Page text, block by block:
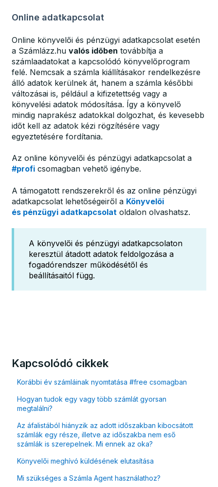
Online adatkapcsolat
Online könyvelői és pénzügyi adatkapcsolat esetén
a Számlázz.hu valós időben továbbítja a
számlaadatokat a kapcsolódó könyvelőprogram
felé. Nemcsak a számla kiállításakor rendelkezésre
álló adatok kerülnek át, hanem a számla későbbi
változásai is, például a kifizetettség vagy a
könyvelési adatok módosítása. Így a könyvelő
mindig naprakész adatokkal dolgozhat, és kevesebb
időt kell az adatok kézi rögzítésére vagy
egyeztetésére fordítania.
Az online könyvelői és pénzügyi adatkapcsolat a
#profi csomagban vehető igénybe.
A támogatott rendszerekről és az online pénzügyi
adatkapcsolat lehetőségeiről a Könyvelői
és pénzügyi adatkapcsolat oldalon olvashatsz.
A könyvelői és pénzügyi adatkapcsolaton
keresztül átadott adatok feldolgozása a
fogadórendszer működésétől és
beállításaitól függ.
Kapcsolódó cikkek
Korábbi év számláinak nyomtatása #free csomagban
Hogyan tudok egy vagy több számlát gyorsan
megtalálni?
Az áfalistából hiányzik az adott időszakban kibocsátott
számlák egy része, illetve az időszakba nem eső
számlák is szerepelnek. Mi ennek az oka?
Könyvelői meghívó küldésének elutasítása
Mi szükséges a Számla Agent használathoz?